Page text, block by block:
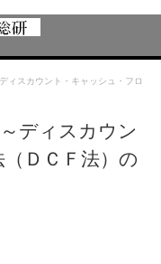
ィスカウント・キャッシュ・フロ
ディスカウン
ＤＣＦ法）の